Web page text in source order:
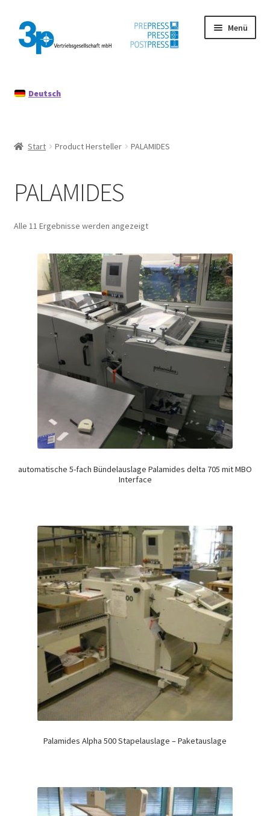
Zur
Navigation
springen
Zum
Inhalt
springen
Menü
Datenschutz
Mein Konto
Deutsch
Start Product Hersteller PALAMIDES
PALAMIDES
Alle 11 Ergebnisse werden angezeigt
automatische 5-fach Bündelauslage Palamides delta 705 mit MBO
Interface
Palamides Alpha 500 Stapelauslage – Paketauslage